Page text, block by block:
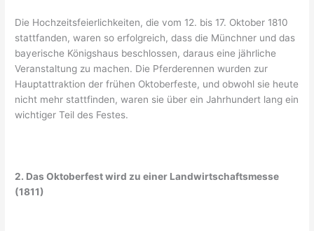
Die Hochzeitsfeierlichkeiten, die vom 12. bis 17. Oktober 1810
stattfanden, waren so erfolgreich, dass die Münchner und das
bayerische Königshaus beschlossen, daraus eine jährliche
Veranstaltung zu machen. Die Pferderennen wurden zur
Hauptattraktion der frühen Oktoberfeste, und obwohl sie heute
nicht mehr stattfinden, waren sie über ein Jahrhundert lang ein
wichtiger Teil des Festes.
2. Das Oktoberfest wird zu einer Landwirtschaftsmesse
(1811)